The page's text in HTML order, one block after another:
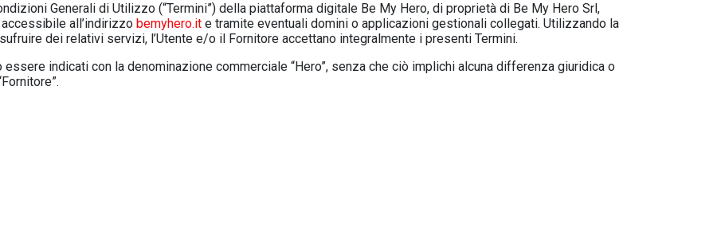
Generali di Utilizzo (“Termini”) della piattaforma digitale Be My Hero, di proprietà di Be My Hero Srl,
all’indirizzo bemyhero.it e tramite eventuali domini o applicazioni gestionali collegati. Utilizzando la
dei relativi servizi, l’Utente e/o il Fornitore accettano integralmente i presenti Termini.
indicati con la denominazione commerciale “Hero”, senza che ciò implichi alcuna differenza giuridica o